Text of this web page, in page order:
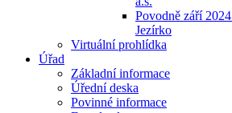
Povodně září
Jezírko
Virtuální prohlídka
Úřad
Základní informace
Úřední deska
Povinné informace